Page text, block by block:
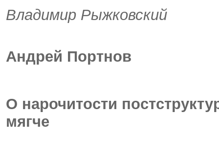
Владимир Рыжковский
Андрей Портнов
О нарочитости
мягче